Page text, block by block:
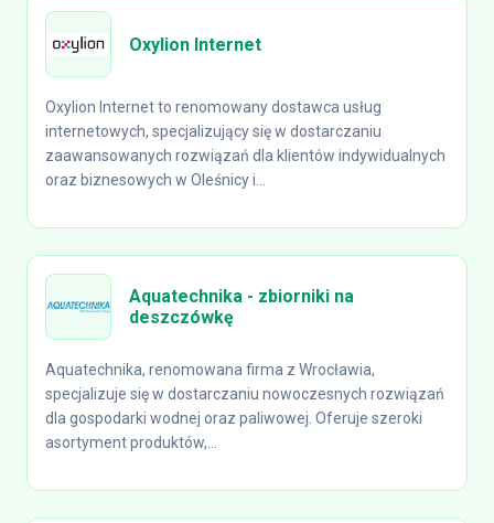
Oxylion Internet
Oxylion Internet to renomowany dostawca usług
internetowych, specjalizujący się w dostarczaniu
zaawansowanych rozwiązań dla klientów indywidualnych
oraz biznesowych w Oleśnicy i...
Aquatechnika - zbiorniki na
deszczówkę
Aquatechnika, renomowana firma z Wrocławia,
specjalizuje się w dostarczaniu nowoczesnych rozwiązań
dla gospodarki wodnej oraz paliwowej. Oferuje szeroki
asortyment produktów,...